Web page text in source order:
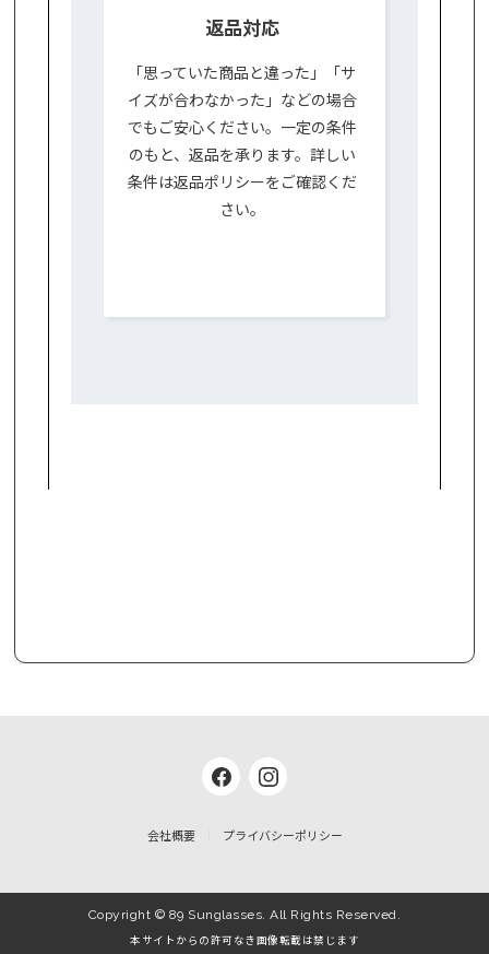
返品対応
「思っていた商品と違った」「サ
イズが合わなかった」などの場合
でもご安心ください。一定の条件
のもと、返品を承ります。詳しい
条件は返品ポリシーをご確認くだ
さい。
会社概要 プライバシーポリシー
Copyright © 89 Sunglasses. All Rights Reserved.